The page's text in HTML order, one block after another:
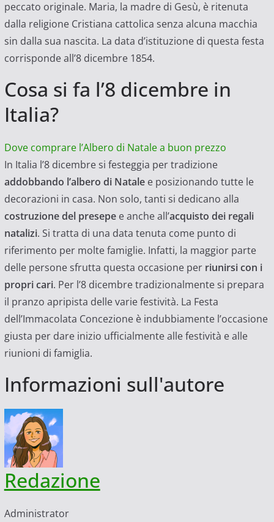
peccato originale. Maria, la madre di Gesù, è ritenuta
dalla religione Cristiana cattolica senza alcuna macchia
sin dalla sua nascita. La data d’istituzione di questa festa
corrisponde all’8 dicembre 1854.
Cosa si fa l’8 dicembre in
Italia?
Dove comprare l’Albero di Natale a buon prezzo
In Italia l’8 dicembre si festeggia per tradizione
addobbando l’albero di Natalee posizionando tutte le
decorazioni in casa. Non solo, tanti si dedicano alla
costruzione del presepe e anche all’acquisto dei regali
natalizi. Si tratta di una data tenuta come punto di
riferimento per molte famiglie. Infatti, la maggior parte
delle persone sfrutta questa occasione per riunirsi con i
propri cari. Per l’8 dicembre tradizionalmente si prepara
il pranzo apripista delle varie festività. La Festa
dell’Immacolata Concezione è indubbiamente l’occasione
giusta per dare inizio ufficialmente alle festività e alle
riunioni di famiglia.
Informazioni sull'autore
Redazione
Administrator